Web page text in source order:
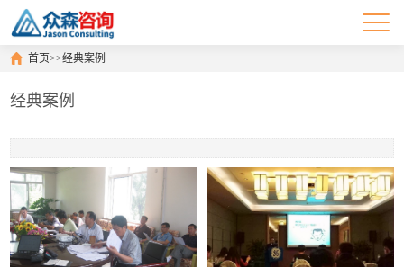
首页>>经典案例
经典案例